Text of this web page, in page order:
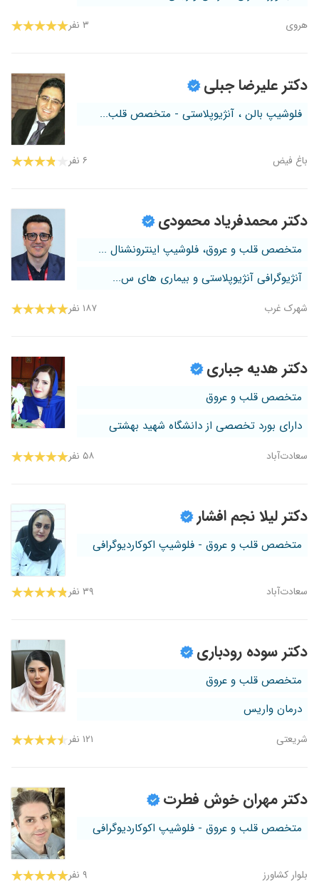
هروی ۳ نفر
دکتر علیرضا جبلی
فلوشیپ بالن ، آنژیوپلاستی - متخصص قلب...
باغ فیض ۶ نفر
دکتر محمدفریاد محمودی
متخصص قلب و عروق، فلوشیپ اینترونشنال ...
آنژیوگرافی آنژیوپلاستی و بیماری های س...
شهرک غرب ۱۸۷ نفر
دکتر هدیه جباری
متخصص قلب و عروق
دارای بورد تخصصی از دانشگاه شهید بهشتی
سعادت‌آباد ۵۸ نفر
دکتر لیلا نجم افشار
متخصص قلب و عروق - فلوشیپ اکوکاردیوگرافی
سعادت‌آباد ۳۹ نفر
دکتر سوده رودباری
متخصص قلب و عروق
درمان واریس
شریعتی ۱۲۱ نفر
دکتر مهران خوش فطرت
متخصص قلب و عروق - فلوشیپ اکوکاردیوگرافی
بلوار کشاورز ۹ نفر